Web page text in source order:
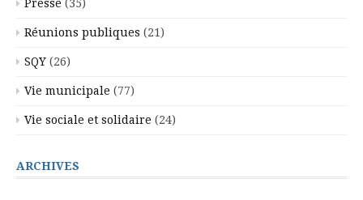
Presse (35)
Réunions publiques (21)
SQY (26)
Vie municipale (77)
Vie sociale et solidaire (24)
ARCHIVES